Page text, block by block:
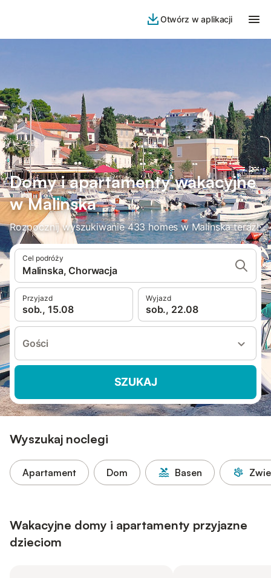
Otwórz w aplikacji
Domy i apartamenty wakacyjne
w Malinska
Rozpocznij wyszukiwanie 433 homes w Malinska teraz!
Cel podróży
Malinska, Chorwacja
Przyjazd
sob., 15.08
Wyjazd
sob., 22.08
Gości
SZUKAJ
Wyszukaj noclegi
Apartament Dom Basen
Wakacyjne domy i apartamenty przyjazne
dzieciom